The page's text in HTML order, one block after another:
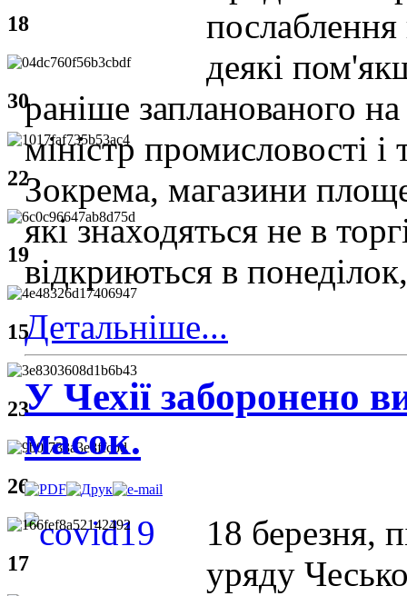
18
30
22
19
15
23
26
17
деякі
раніше запланованого
міністр промисловості і
Зокрема, магазини
які знаходяться не в
відкриються в
Детальніше...
У Чехії заборонено
масок.
18 березня,
уряду